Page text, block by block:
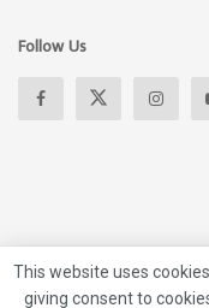
Follow Us
This website uses
giving consent to